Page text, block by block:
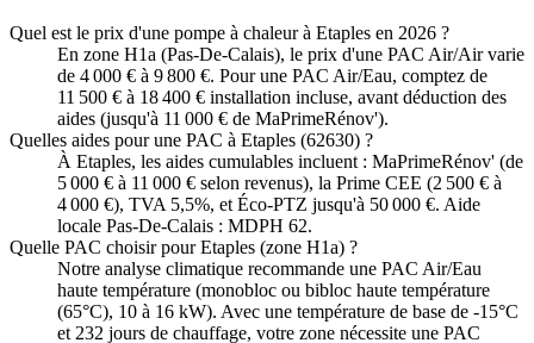
Quel est le prix d'une pompe à chaleur à Etaples en 2026 ?
En zone H1a (Pas-De-Calais), le prix d'une PAC Air/Air varie
de 4 000 € à 9 800 €. Pour une PAC Air/Eau, comptez de
11 500 € à 18 400 € installation incluse, avant déduction des
aides (jusqu'à 11 000 € de MaPrimeRénov').
Quelles aides pour une PAC à Etaples (62630) ?
À Etaples, les aides cumulables incluent : MaPrimeRénov' (de
5 000 € à 11 000 € selon revenus), la Prime CEE (2 500 € à
4 000 €), TVA 5,5%, et Éco-PTZ jusqu'à 50 000 €. Aide
locale Pas-De-Calais : MDPH 62.
Quelle PAC choisir pour Etaples (zone H1a) ?
Notre analyse climatique recommande une PAC Air/Eau
haute température (monobloc ou bibloc haute température
(65°C), 10 à 16 kW). Avec une température de base de -15°C
et 232 jours de chauffage, votre zone nécessite une PAC